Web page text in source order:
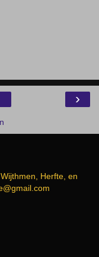
›
Herfte, en